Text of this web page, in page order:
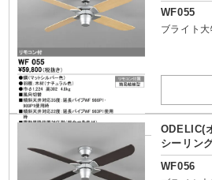
WF055
ブライト大
ODELIC(
シーリン
WF056